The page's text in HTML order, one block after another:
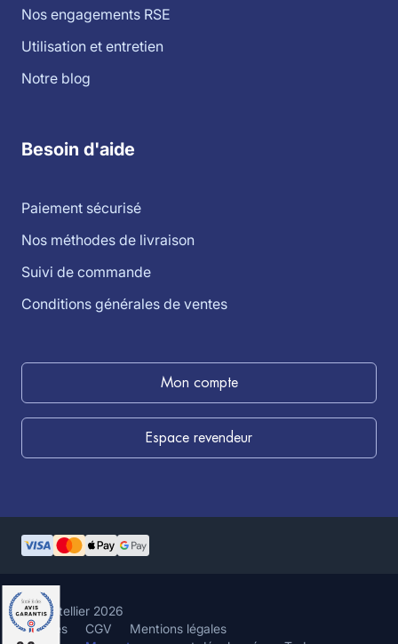
Nos engagements RSE
Utilisation et entretien
Notre blog
Besoin d'aide
Paiement sécurisé
Nos méthodes de livraison
Suivi de commande
Conditions générales de ventes
Mon compte
Espace revendeur
©louistellier 2026
Cookies CGV Mentions légales